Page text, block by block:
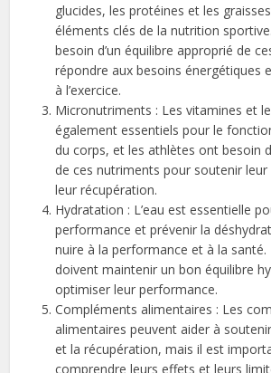
glucides, les protéines et les
éléments clés de la nutrition
besoin d’un équilibre approprié de
répondre aux besoins énergétiques
à l’exercice.
Micronutriments : Les vitamines et
également essentiels pour le
du corps, et les athlètes ont besoin
de ces nutriments pour soutenir
leur récupération.
Hydratation : L’eau est essentielle
performance et prévenir la
nuire à la performance et à la santé.
doivent maintenir un bon équilibre
optimiser leur performance.
Compléments alimentaires : Les
alimentaires peuvent aider à
et la récupération, mais il est
comprendre leurs effets et leurs